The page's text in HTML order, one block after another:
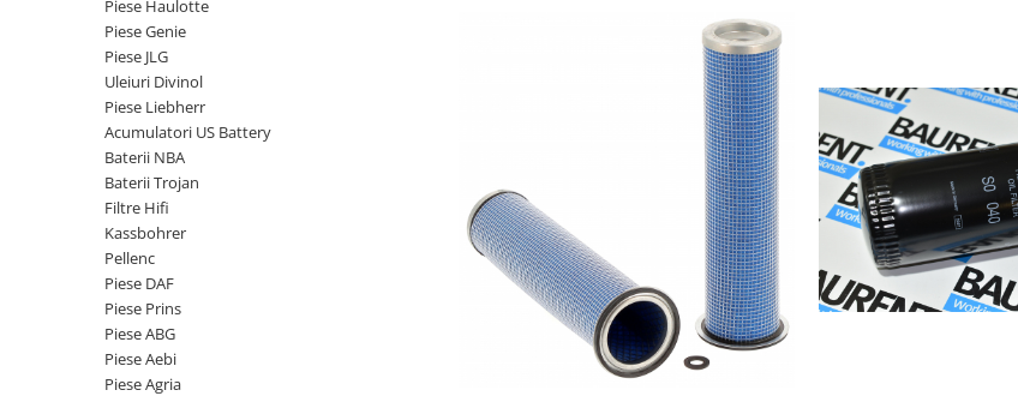
Cupla rapida
Piese transmisie
Diverse piese transmisie
Piese ambreiaj
Angrenaje transmisie
Grupuri conice
Convertizoare
Cruce cardan
Disc frictiune
Piese motor Deutz
Piese Caterpillar
Piese Volvo
Piese motor Yanmar
Piese Snorkel
Piese John Deere
Piese Vapormatic
Piese utilaje Fendt
Piese Haulotte
Piese Genie
Piese JLG
Uleiuri Divinol
Piese Liebherr
Acumulatori US Battery
Baterii NBA
Baterii Trojan
Filtre Hifi
Kassbohrer
Pellenc
Piese DAF
Piese Prins
Piese ABG
Piese Aebi
Piese Agria